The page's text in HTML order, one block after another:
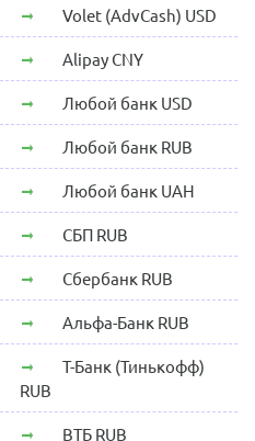
Volet (AdvCash) USD
Alipay CNY
Любой банк USD
Любой банк RUB
Любой банк UAH
СБП RUB
Сбербанк RUB
Альфа-Банк RUB
Т-Банк (Тинькофф)
RUB
ВТБ RUB